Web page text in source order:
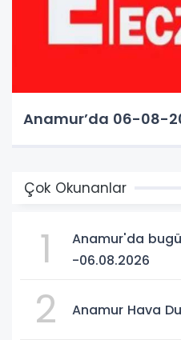
Anamur’da 06-08-
Çok Okunanlar
1
Anamur'da
-06.08.2026
2 Anamur Hava